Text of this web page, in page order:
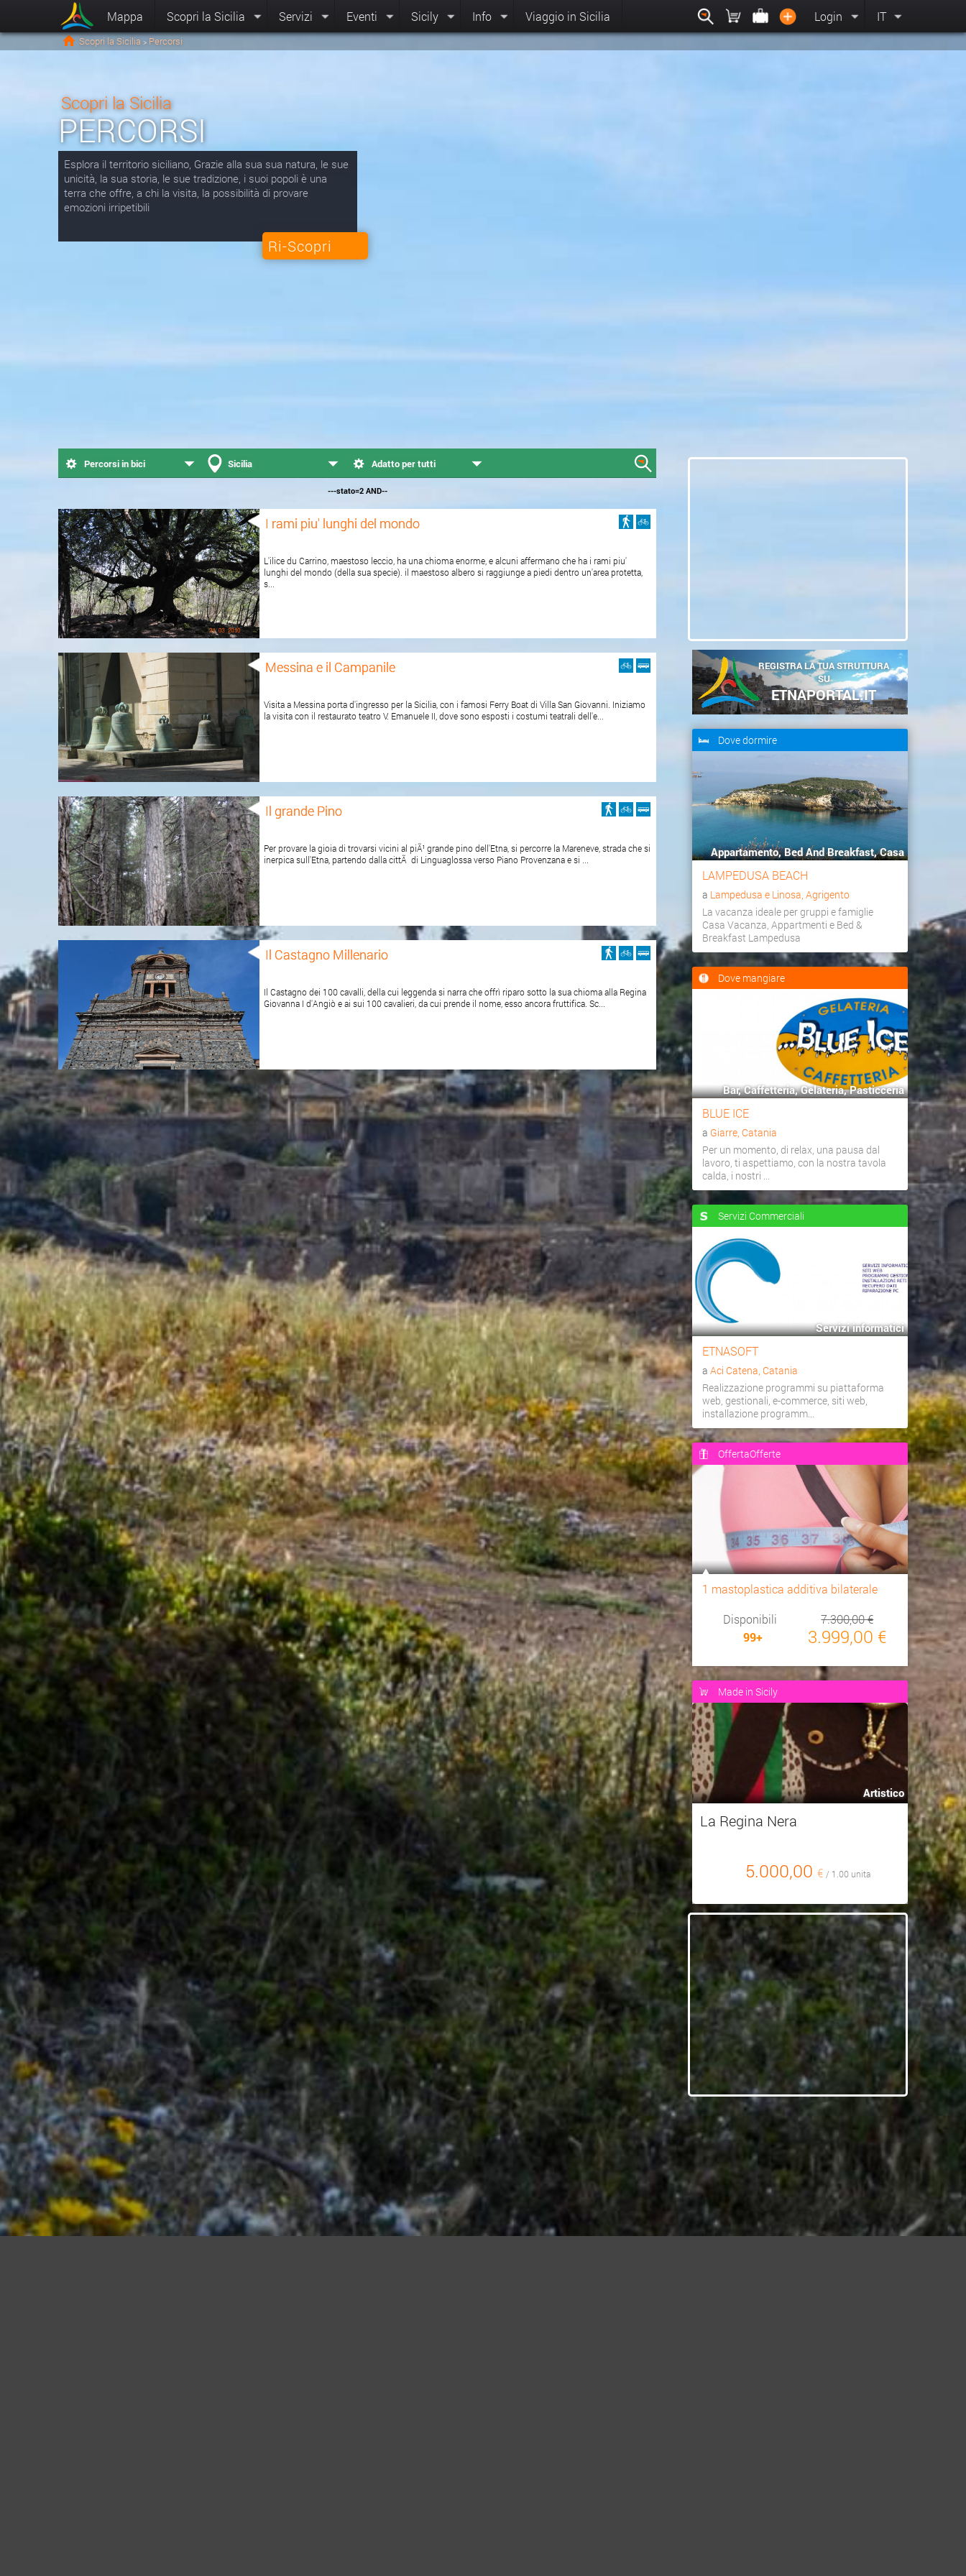
Mappa Scopri la Sicilia Servizi Eventi Sicily Info Viaggio in Sicilia Login IT
Scopri la Sicilia > Percorsi
Scopri la Sicilia
PERCORSI
Esplora il territorio siciliano, Grazie alla sua sua natura, le sue
unicità, la sua storia, le sue tradizione, i suoi popoli è una
terra che offre, a chi la visita, la possibilità di provare
emozioni irripetibili
Percorsi in bici Sicilia Adatto per tutti
---stato=2 AND--
I rami piu' lunghi del mondo
L'ilice du Carrino, maestoso leccio, ha una chioma enorme, e alcuni affermano che ha i rami piu'
lunghi del mondo (della sua specie). il maestoso albero si raggiunge a piedi dentro un'area protetta,
s...
Messina e il Campanile
Visita a Messina porta d'ingresso per la Sicilia, con i famosi Ferry Boat di Villa San Giovanni. Iniziamo
la visita con il restaurato teatro V. Emanuele II, dove sono esposti i costumi teatrali dell'e...
Il grande Pino
Per provare la gioia di trovarsi vicini al piÃ¹ grande pino dell'Etna, si percorre la Mareneve, strada che si
inerpica sull'Etna, partendo dalla cittÃ di Linguaglossa verso Piano Provenzana e si ...
Il Castagno Millenario
Il Castagno dei 100 cavalli, della cui leggenda si narra che offrì riparo sotto la sua chioma alla Regina
Giovanna I d'Angiò e ai sui 100 cavalieri, da cui prende il nome, esso ancora fruttifica. Sc...
REGISTRA LA TUA STRUTTURA
SU
ETNAPORTAL.IT
Dove dormire
Appartamento, Bed And Breakfast, Casa
LAMPEDUSA BEACH
a Lampedusa e Linosa, Agrigento
La vacanza ideale per gruppi e famiglie
Casa Vacanza, Appartmenti e Bed &
Breakfast Lampedusa
Dove mangiare
Bar, Caffetteria, Gelateria, Pasticceria
BLUE ICE
a Giarre, Catania
Per un momento, di relax, una pausa dal
lavoro, ti aspettiamo, con la nostra tavola
calda, i nostri ...
Servizi Commerciali
Servizi informatici
ETNASOFT
aAci Catena, Catania
Realizzazione programmi su piattaforma
web, gestionali, e-commerce, siti web,
installazione programm...
OffertaOfferte
1 mastoplastica additiva bilaterale
Disponibili
99+
7.300,00 €
3.999,00 €
Made in Sicily
Artistico
La Regina Nera
5.000,00€ / 1.00 unita